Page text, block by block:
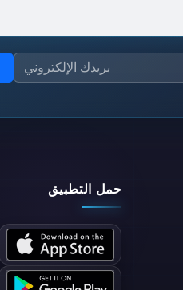
حمل التطبيق